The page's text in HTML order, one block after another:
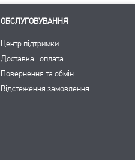
ОБСЛУГОВУВАННЯ
Центр підтримки
Доставка і оплата
Повернення та обмін
Відстеження замовлення